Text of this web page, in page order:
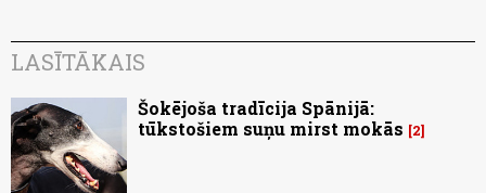
LASĪTĀKAIS
Šokējoša tradīcija Spānijā:
tūkstošiem suņu mirst mokās
2